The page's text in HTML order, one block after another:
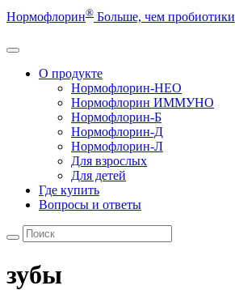
Нормофлорин® Больше, чем пробиотики
О продукте
Нормофлорин-НЕО
Нормофлорин ИММУНО
Нормофлорин-Б
Нормофлорин-Д
Нормофлорин-Л
Для взрослых
Для детей
Где купить
Вопросы и ответы
зубы